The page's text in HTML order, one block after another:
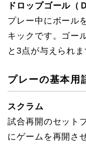
ドロップゴール（
プレー中にボール
キックです。ゴー
と3点が与えられま
プレーの基本用
スクラム
試合再開のセット
にゲームを再開さ